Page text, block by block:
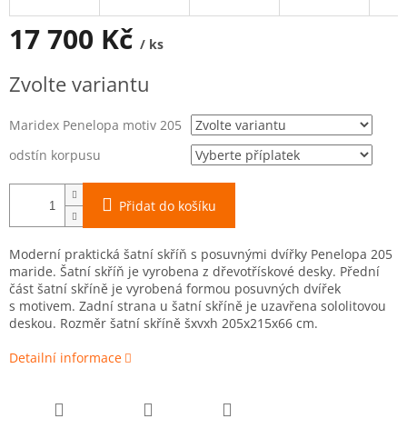
17 700 Kč / ks
cena:
Zvolte variantu
Maridex Penelopa motiv 205
odstín korpusu
Přidat do košíku
Moderní praktická šatní skříň s posuvnými dvířky Penelopa 205
maride. Šatní skříň je vyrobena z dřevotřískové desky. Přední
část šatní skříně je vyrobená formou posuvných dvířek
s motivem. Zadní strana u šatní skříně je uzavřena sololitovou
deskou. Rozměr šatní skříně šxvxh 205x215x66 cm.
Detailní informace